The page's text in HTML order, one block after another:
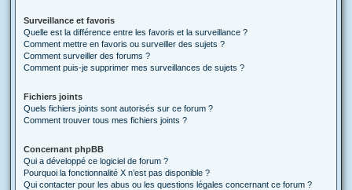
Surveillance et favoris
Quelle est la différence entre les favoris et la surveillance ?
Comment mettre en favoris ou surveiller des sujets ?
Comment surveiller des forums ?
Comment puis-je supprimer mes surveillances de sujets ?
Fichiers joints
Quels fichiers joints sont autorisés sur ce forum ?
Comment trouver tous mes fichiers joints ?
Concernant phpBB
Qui a développé ce logiciel de forum ?
Pourquoi la fonctionnalité X n’est pas disponible ?
Qui contacter pour les abus ou les questions légales concernant ce forum ?